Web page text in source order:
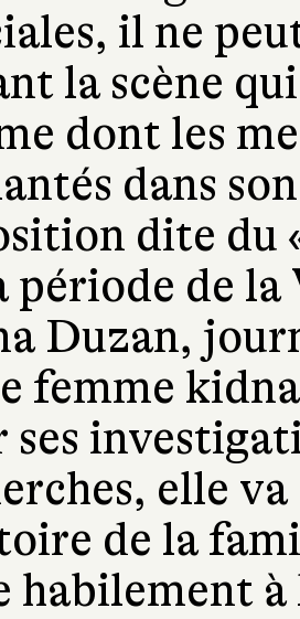
il ne
la scène
dont les
dans
dite du
période de
Duzan,
femme
ses
elle
de la
habilement